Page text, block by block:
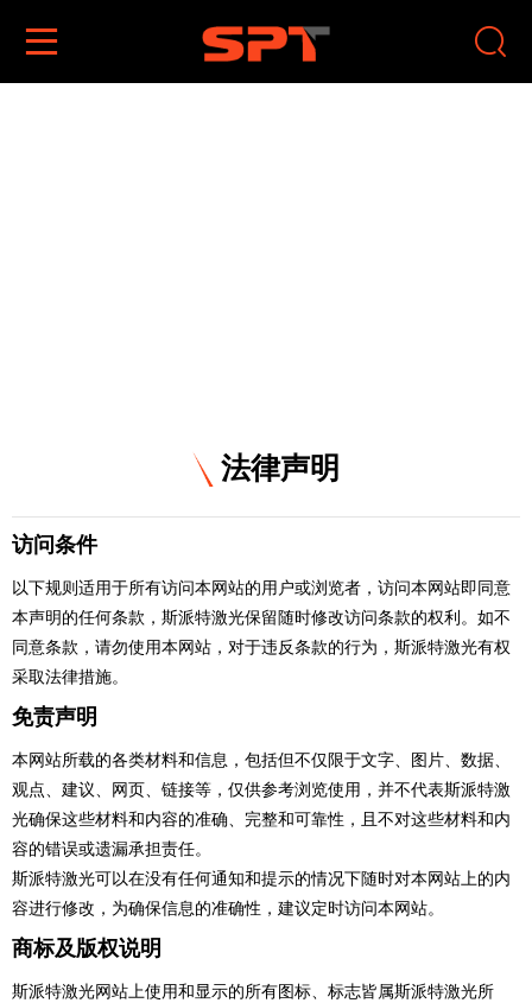
 
法律声明
访问条件
以下规则适用于所有访问本网站的用户或浏览者，访问本网站即同意
本声明的任何条款，斯派特激光保留随时修改访问条款的权利。如不
同意条款，请勿使用本网站，对于违反条款的行为，斯派特激光有权
采取法律措施。
免责声明
本网站所载的各类材料和信息，包括但不仅限于文字、图片、数据、
观点、建议、网页、链接等，仅供参考浏览使用，并不代表斯派特激
光确保这些材料和内容的准确、完整和可靠性，且不对这些材料和内
容的错误或遗漏承担责任。
斯派特激光可以在没有任何通知和提示的情况下随时对本网站上的内
容进行修改，为确保信息的准确性，建议定时访问本网站。
商标及版权说明
斯派特激光网站上使用和显示的所有图标、标志皆属斯派特激光所